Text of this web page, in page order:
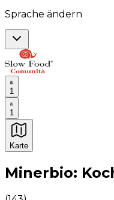
Sprache ändern
1
1
Karte
Unvergessliche
Minerbio: